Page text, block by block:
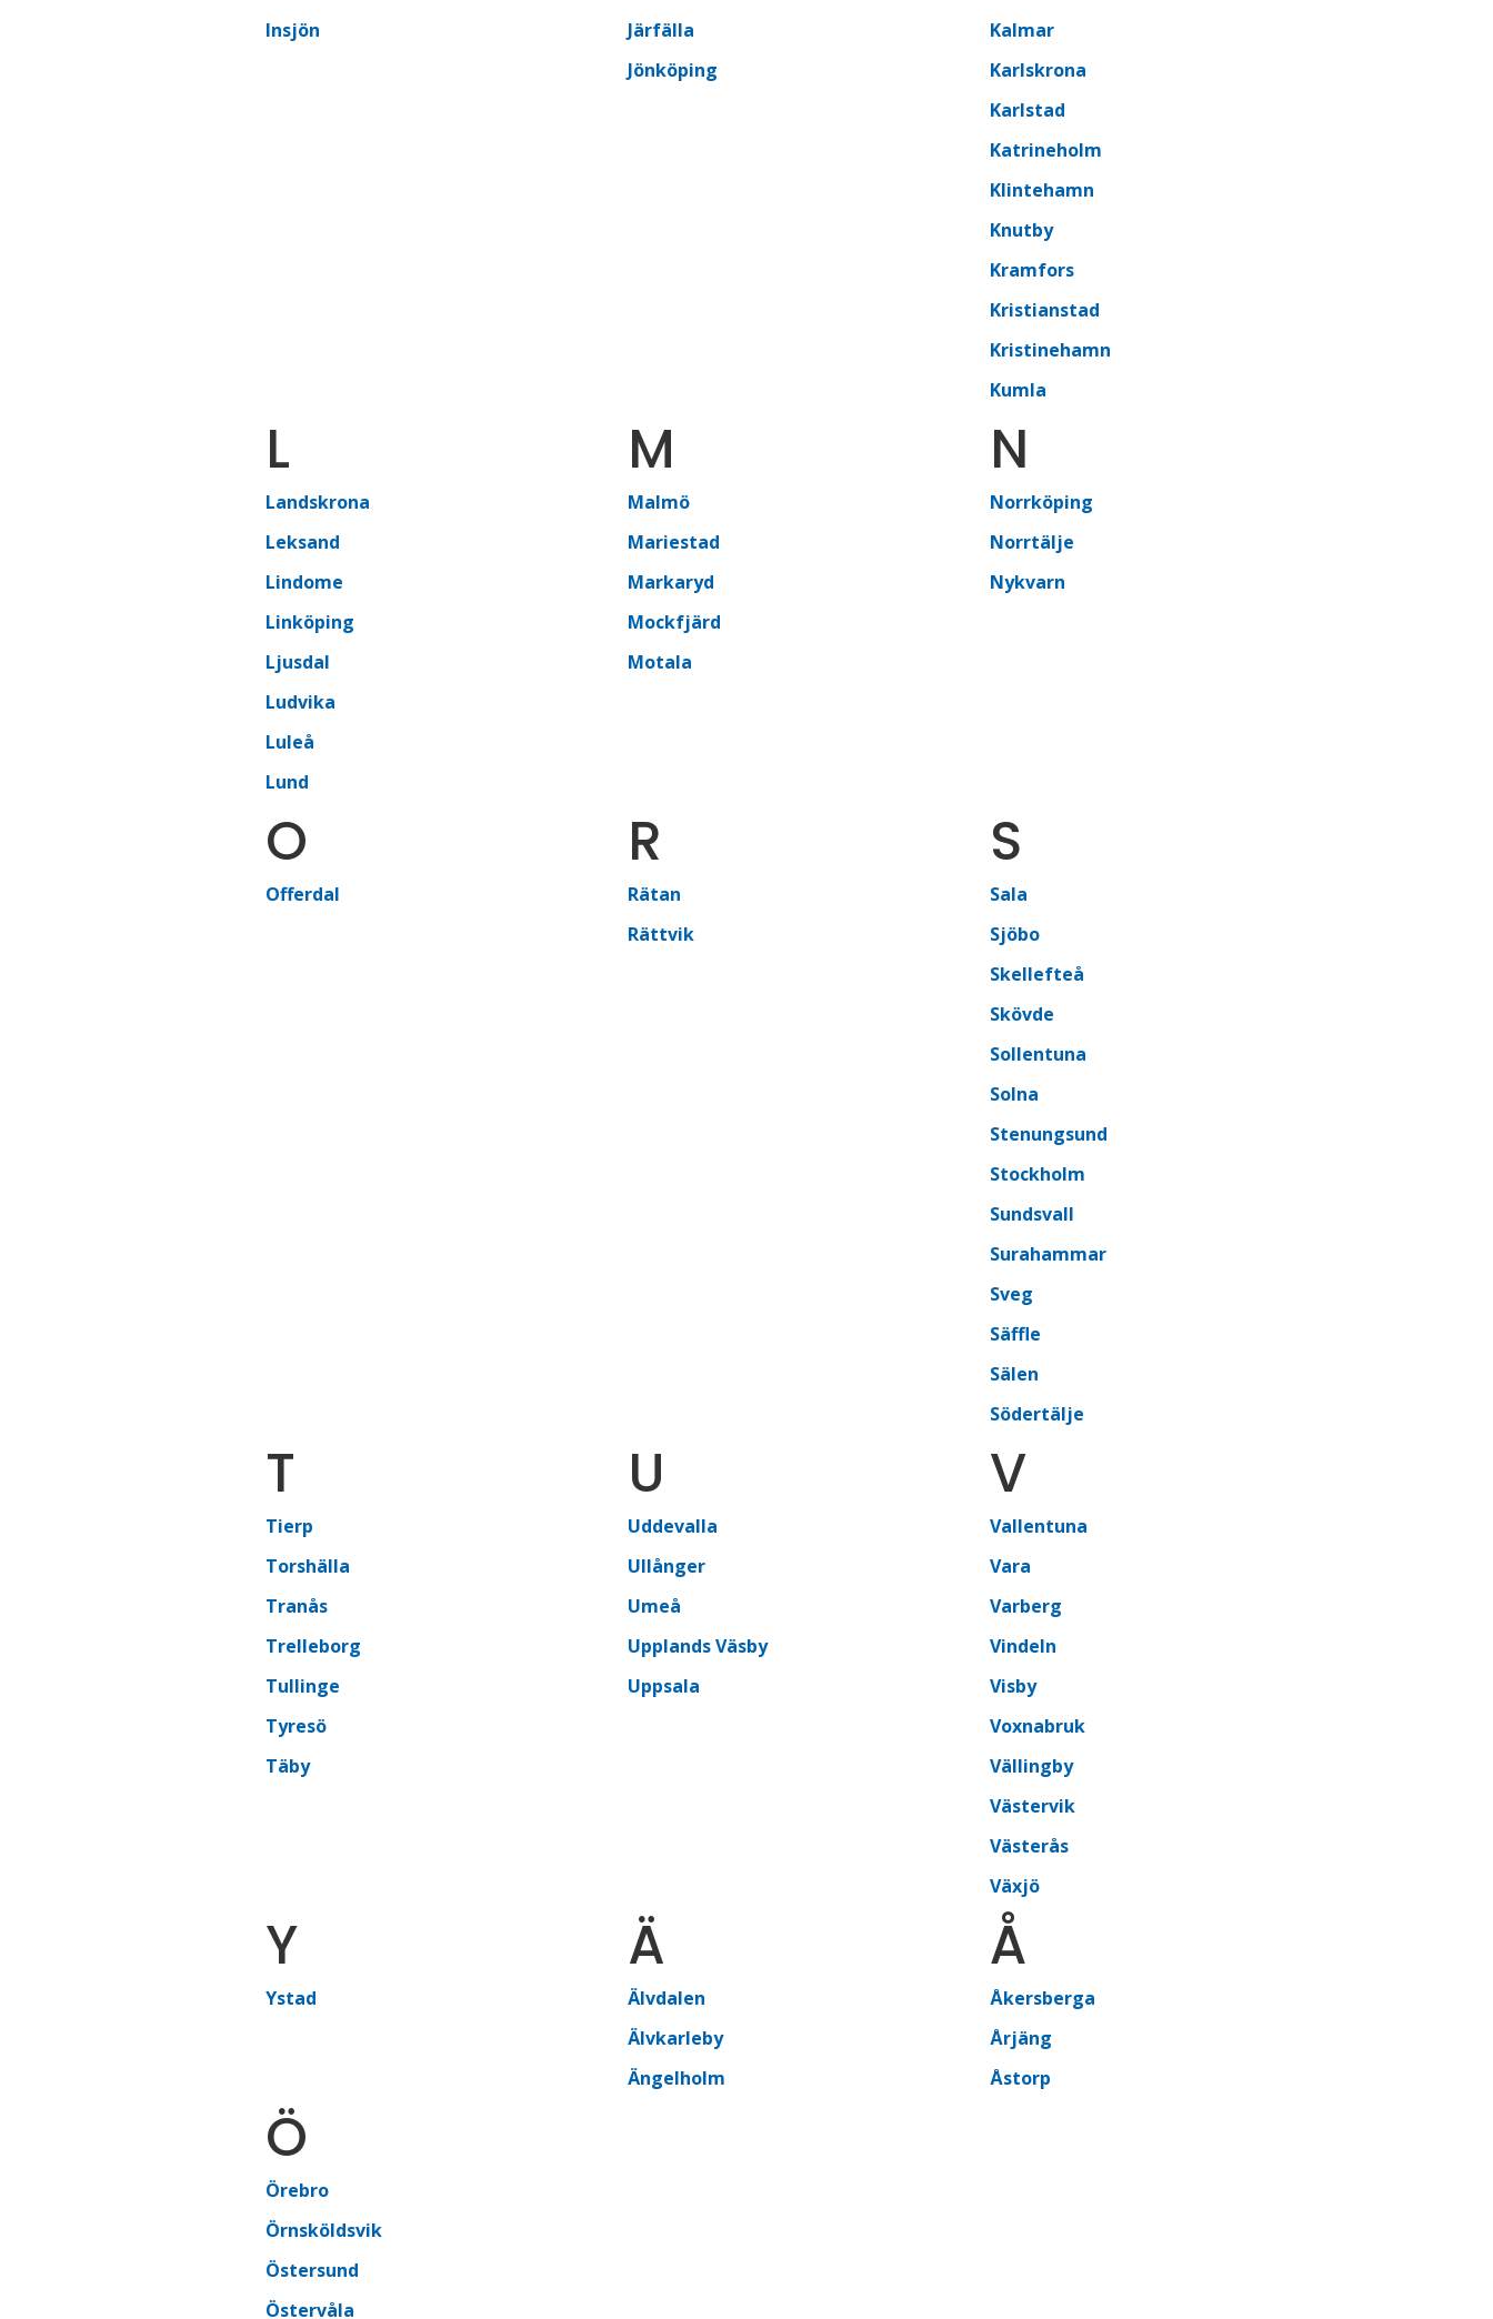
Insjön
Järfälla
Jönköping
Kalmar
Karlskrona
Karlstad
Katrineholm
Klintehamn
Knutby
Kramfors
Kristianstad
Kristinehamn
Kumla
L
Landskrona
Leksand
Lindome
Linköping
Ljusdal
Ludvika
Luleå
Lund
M
Malmö
Mariestad
Markaryd
Mockfjärd
Motala
N
Norrköping
Norrtälje
Nykvarn
O
Offerdal
R
Rätan
Rättvik
S
Sala
Sjöbo
Skellefteå
Skövde
Sollentuna
Solna
Stenungsund
Stockholm
Sundsvall
Surahammar
Sveg
Säffle
Sälen
Södertälje
T
Tierp
Torshälla
Tranås
Trelleborg
Tullinge
Tyresö
Täby
U
Uddevalla
Ullånger
Umeå
Upplands Väsby
Uppsala
V
Vallentuna
Vara
Varberg
Vindeln
Visby
Voxnabruk
Vällingby
Västervik
Västerås
Växjö
Y
Ystad
Ä
Älvdalen
Älvkarleby
Ängelholm
Å
Åkersberga
Årjäng
Åstorp
Ö
Örebro
Örnsköldsvik
Östersund
Östervåla